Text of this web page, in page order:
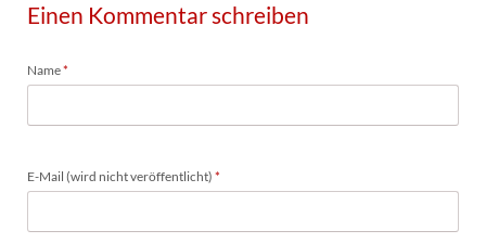
Einen Kommentar schreiben
Pflichtfeld
Name*
Pflichtfeld
E-Mail (wird nicht veröffentlicht) *